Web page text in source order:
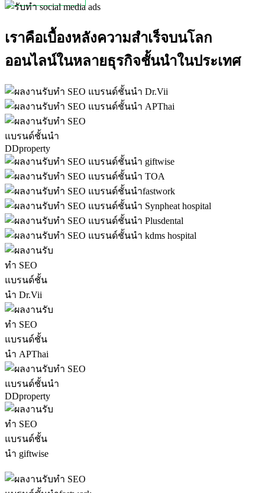
เราคือเบื้องหลังความสำเร็จบนโลก
ออนไลน์ในหลายธุรกิจชั้นนำในประเทศ